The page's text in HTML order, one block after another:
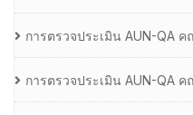
การตรวจประเมิน AUN-QA
การตรวจประเมิน AUN-QA